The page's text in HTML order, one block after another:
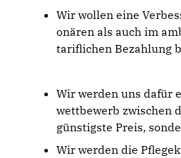
Wir wollen eine
onären als auch im
tariflichen Bezahlung
Wir werden uns dafür
wettbewerb zwischen
günstigste Preis,
Wir werden die